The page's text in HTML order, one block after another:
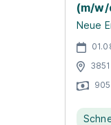
(m/w/
Neue